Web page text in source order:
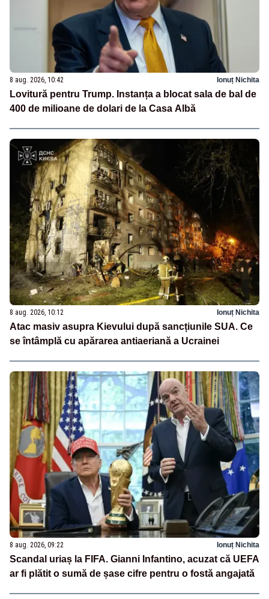
8 aug. 2026, 10:42 Ionuț Nichita
Lovitură pentru Trump. Instanța a blocat sala de bal de
400 de milioane de dolari de la Casa Albă
8 aug. 2026, 10:12 Ionuț Nichita
Atac masiv asupra Kievului după sancțiunile SUA. Ce
se întâmplă cu apărarea antiaeriană a Ucrainei
8 aug. 2026, 09:22 Ionuț Nichita
Scandal uriaș la FIFA. Gianni Infantino, acuzat că UEFA
ar fi plătit o sumă de șase cifre pentru o fostă angajată